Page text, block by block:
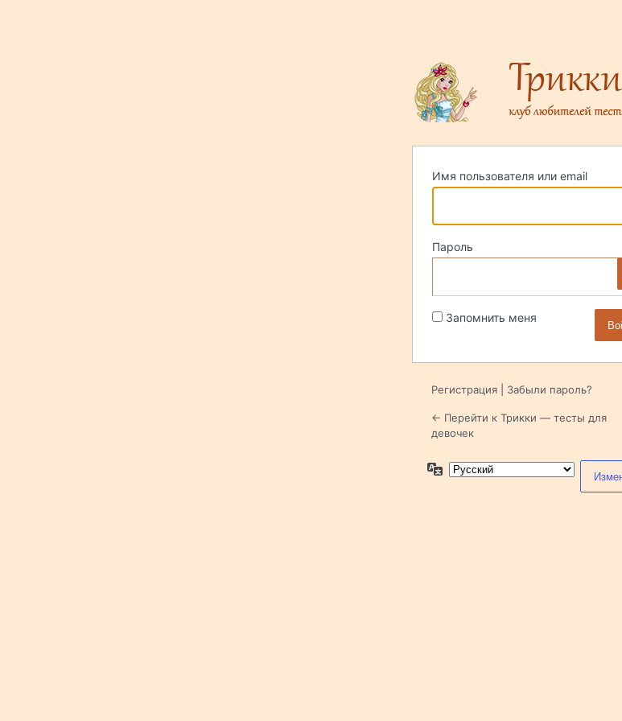
Имя пользователя или email
Пароль
Запомнить меня
Регистрация Забыли пароль?
← Перейти к Трикки — тесты для
девочек
Язык